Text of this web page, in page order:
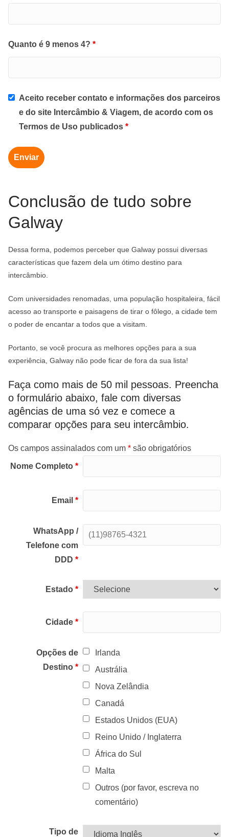
Quanto é 9 menos 4? *
Aceito receber contato e informações dos parceiros
e do site Intercâmbio & Viagem, de acordo com os
Termos de Uso publicados*
Conclusão de tudo sobre
Galway
Dessa forma, podemos perceber que Galway possui diversas
características que fazem dela um ótimo destino para
intercâmbio.
Com universidades renomadas, uma população hospitaleira, fácil
acesso ao transporte e paisagens de tirar o fôlego, a cidade tem
o poder de encantar a todos que a visitam.
Portanto, se você procura as melhores opções para a sua
experiência, Galway não pode ficar de fora da sua lista!
Faça como mais de 50 mil pessoas. Preencha
o formulário abaixo, fale com diversas
agências de uma só vez e comece a
comparar opções para seu intercâmbio.
Os campos assinalados com um * são obrigatórios
Nome Completo*
Email*
WhatsApp /
Telefone com
DDD*
Estado*
Cidade*
Opções de
Destino*
Irlanda
Austrália
Nova Zelândia
Canadá
Estados Unidos (EUA)
Reino Unido / Inglaterra
África do Sul
Malta
Outros (por favor, escreva no
comentário)
Tipo de